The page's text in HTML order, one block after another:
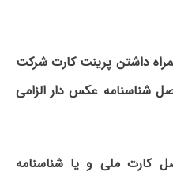
داشتن پرینت کارت شرکت
شناسنامه عکس دار الزامی
کارت ملی و یا شناسنامه